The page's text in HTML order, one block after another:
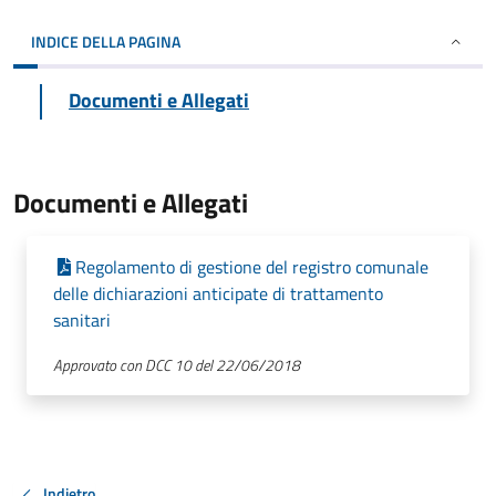
INDICE DELLA PAGINA
Documenti e Allegati
Documenti e Allegati
Regolamento di gestione del registro comunale
delle dichiarazioni anticipate di trattamento
sanitari
Approvato con DCC 10 del 22/06/2018